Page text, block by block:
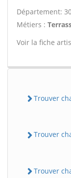
Département:
Métiers :
Voir la fiche
Trouver
Trouver
Trouver